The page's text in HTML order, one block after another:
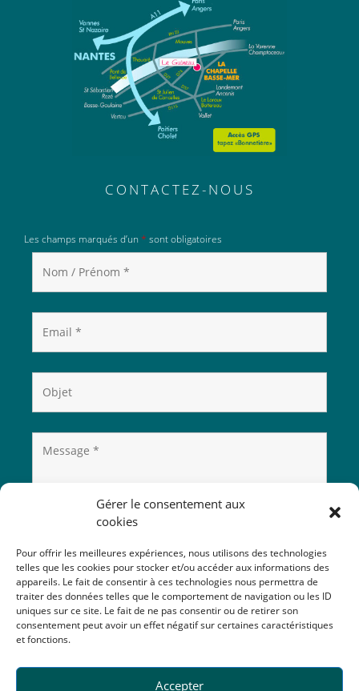
Gérer le consentement aux
cookies
Pour offrir les meilleures expériences, nous utilisons des technologies
telles que les cookies pour stocker et/ou accéder aux informations des
appareils. Le fait de consentir à ces technologies nous permettra de
traiter des données telles que le comportement de navigation ou les ID
uniques sur ce site. Le fait de ne pas consentir ou de retirer son
consentement peut avoir un effet négatif sur certaines caractéristiques
et fonctions.
Accepter
CONTACTEZ-NOUS
Les champs marqués d’un * sont obligatoires